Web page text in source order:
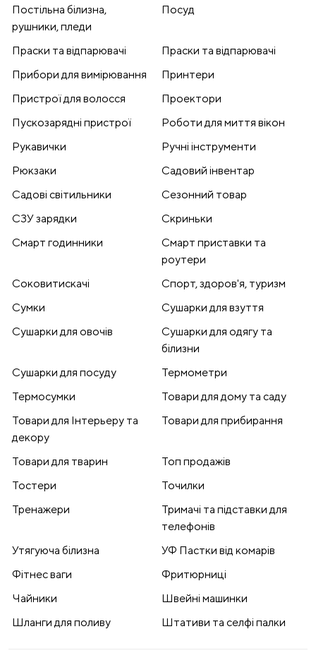
Постільна білизна,
рушники, пледи
Посуд
Праски та відпарювачі
Праски та відпарювачі
Прибори для вимірювання
Принтери
Пристрої для волосся
Проектори
Пускозарядні пристрої
Роботи для миття вікон
Рукавички
Ручні інструменти
Рюкзаки
Садовий інвентар
Садові світильники
Сезонний товар
СЗУ зарядки
Скриньки
Смарт годинники
Смарт приставки та
роутери
Соковитискачі
Спорт, здоров'я, туризм
Сумки
Сушарки для взуття
Сушарки для овочів
Сушарки для одягу та
білизни
Сушарки для посуду
Термометри
Термосумки
Товари для дому та саду
Товари для Інтерьеру та
декору
Товари для прибирання
Товари для тварин
Топ продажів
Тостери
Точилки
Тренажери
Тримачі та підставки для
телефонів
Утягуюча білизна
УФ Пастки від комарів
Фітнес ваги
Фритюрниці
Чайники
Швейні машинки
Шланги для поливу
Штативи та селфі палки